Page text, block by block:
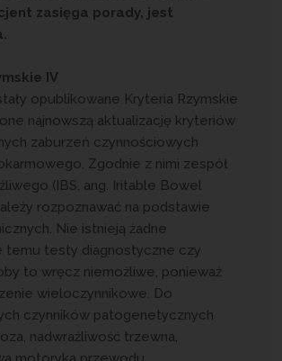
zasięga porady, jest
IV
opublikowane Kryteria Rzymskie
one najnowszą aktualizację kryteriów
zaburzeń czynnościowych
Zgodnie z nimi zespół
(IBS, ang. Iritable Bowel
rozpoznawać na podstawie
Nie istnieją żadne
temu testy diagnostyczne czy
to wręcz niemożliwe, ponieważ
wieloczynnikowe. Do
czynników patogenetycznych
nadwrażliwość trzewna,